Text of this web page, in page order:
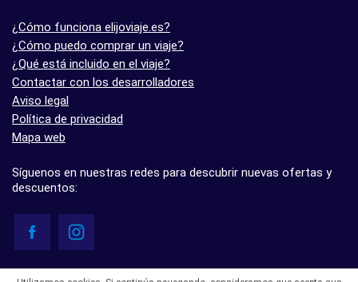
¿Cómo funciona elijoviaje.es?
¿Cómo puedo comprar un viaje?
¿Qué está incluido en el viaje?
Contactar con los desarrolladores
Aviso legal
Política de privacidad
Mapa web
Síguenos en nuestras redes para descubrir nuevas ofertas y
descuentos: